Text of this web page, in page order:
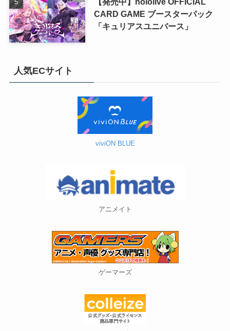
CARD GAME ブースターパック
「キュリアスユニバース」
人気ECサイト
viviON BLUE
アニメイト
ゲーマーズ